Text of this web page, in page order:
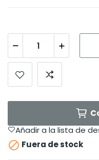
Añadir a la lista de
 Fuera de stock